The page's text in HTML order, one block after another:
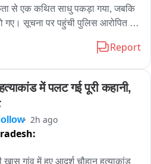
जांच में आरोप सही पाए जाने पर दोषियों
से एक कथित साधु पकड़ा गया, जबकि
गए। सूचना पर पहुंची पुलिस आरोपित को
के घर दोपहर बाद बाइक से तीन युवक
इसके बाद महिलाओं से चावल मंगवाकर
इसी दौरान आरोपित जेवर लेकर
पर आसपास के ग्रामीण मौके पर पहुंच
में सफल रहे, जबकि एक को ग्रामीणों ने
कर दिया। पूछताछ में उसने अपना पता
पुलिसकर्मी सत्येंद्र चौहान और
Report
में पलट गई पूरी कहानी,
2h ago
गांव में हुए आदर्श चौहान हत्याकांड